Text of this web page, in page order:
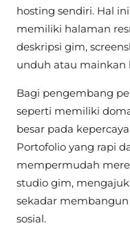
hosting sendiri. Hal
memiliki halaman
deskripsi gim,
unduh atau mainkan
Bagi pengembang
seperti memiliki
besar pada
Portofolio yang rapi
mempermudah
studio gim,
sekadar
sosial.